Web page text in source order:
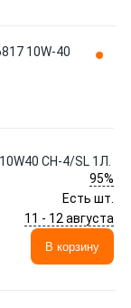
10W-40
CH-4/SL 1Л.
95%
Есть шт.
11 - 12 августа
В корзину